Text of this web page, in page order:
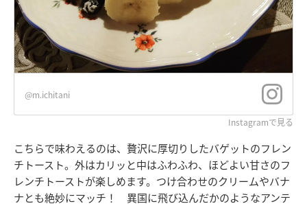
@m.ichitani
Instagramで見る
こちらで味わえるのは、贅沢に厚切りしたバゲットのフレン
チトースト。外はカリッと中はふわふわ、ほどよい甘さのフ
レンチトーストが楽しめます。つけ合わせのクリームやバナ
ナとも絶妙にマッチ！ 異国に飛び込んだかのようなアンテ